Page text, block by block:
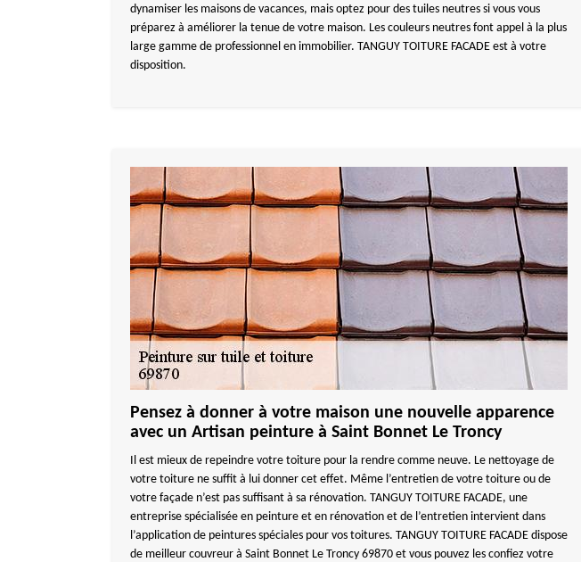
dynamiser les maisons de vacances, mais optez pour des tuiles neutres si vous vous
préparez à améliorer la tenue de votre maison. Les couleurs neutres font appel à la plus
large gamme de professionnel en immobilier. TANGUY TOITURE FACADE est à votre
disposition.
Pensez à donner à votre maison une nouvelle apparence
avec un Artisan peinture à Saint Bonnet Le Troncy
Il est mieux de repeindre votre toiture pour la rendre comme neuve. Le nettoyage de
votre toiture ne suffit à lui donner cet effet. Même l’entretien de votre toiture ou de
votre façade n’est pas suffisant à sa rénovation. TANGUY TOITURE FACADE, une
entreprise spécialisée en peinture et en rénovation et de l’entretien intervient dans
l’application de peintures spéciales pour vos toitures. TANGUY TOITURE FACADE dispose
de meilleur couvreur à Saint Bonnet Le Troncy 69870 et vous pouvez les confiez votre